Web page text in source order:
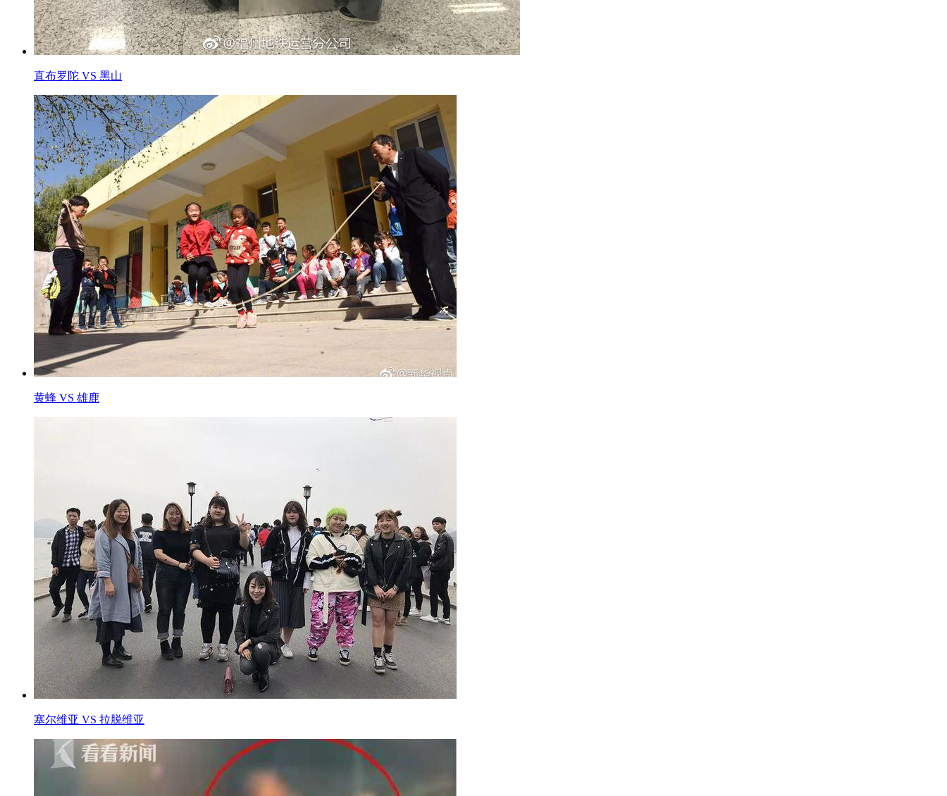
直布罗陀 VS 黑山
黄蜂 VS 雄鹿
塞尔维亚 VS 拉脱维亚